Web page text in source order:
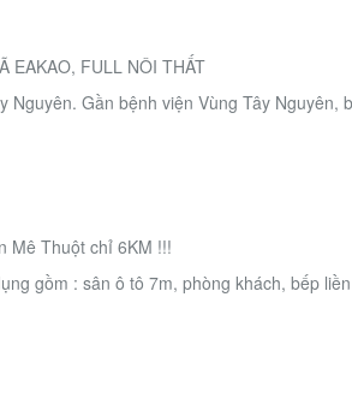
EAKAO, FULL NÔI THẤT
Gần bệnh viện Vùng Tây
Mê Thuột chỉ 6KM !!!
gồm : sân ô tô 7m, phòng khách, bếp